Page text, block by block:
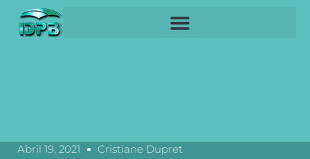
Abril 19, 2021 Cristiane Dupret